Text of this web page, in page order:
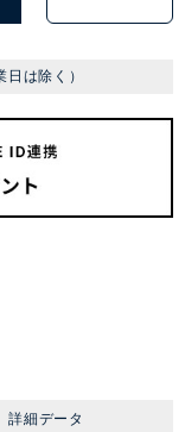
は除く）
詳細データ